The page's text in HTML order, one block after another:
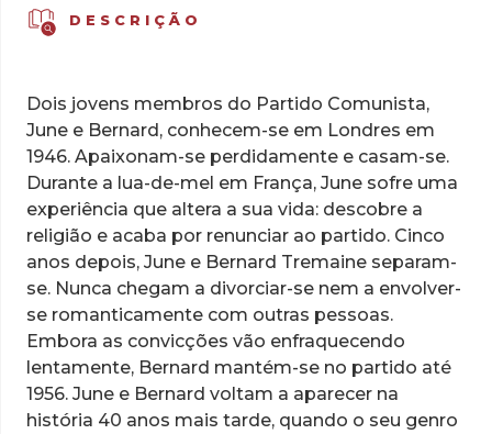
DESCRIÇÃO
Dois jovens membros do Partido Comunista,
June e Bernard, conhecem-se em Londres em
1946. Apaixonam-se perdidamente e casam-se.
Durante a lua-de-mel em França, June sofre uma
experiência que altera a sua vida: descobre a
religião e acaba por renunciar ao partido. Cinco
anos depois, June e Bernard Tremaine separam-
se. Nunca chegam a divorciar-se nem a envolver-
se romanticamente com outras pessoas.
Embora as convicções vão enfraquecendo
lentamente, Bernard mantém-se no partido até
1956. June e Bernard voltam a aparecer na
história 40 anos mais tarde, quando o seu genro